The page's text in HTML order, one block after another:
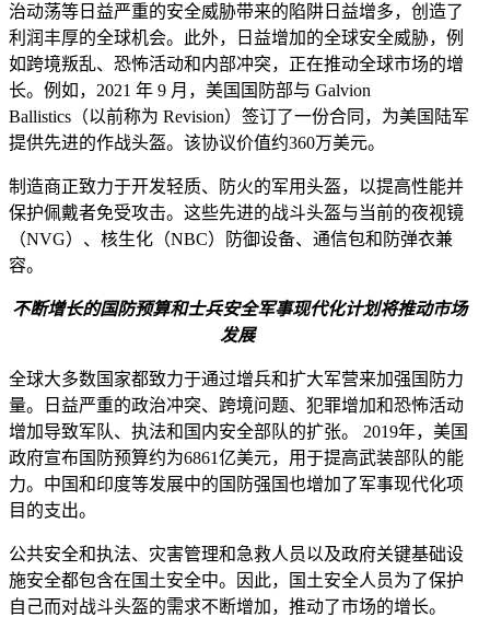
治动荡等日益严重的安全威胁带来的陷阱日益增多，创造了
利润丰厚的全球机会。此外，日益增加的全球安全威胁，例
如跨境叛乱、恐怖活动和内部冲突，正在推动全球市场的增
长。例如，2021 年 9 月，美国国防部与 Galvion
Ballistics（以前称为 Revision）签订了一份合同，为美国陆军
提供先进的作战头盔。该协议价值约360万美元。
制造商正致力于开发轻质、防火的军用头盔，以提高性能并
保护佩戴者免受攻击。这些先进的战斗头盔与当前的夜视镜
（NVG）、核生化（NBC）防御设备、通信包和防弹衣兼
容。
不断增长的国防预算和士兵安全军事现代化计划将推动市场
发展
全球大多数国家都致力于通过增兵和扩大军营来加强国防力
量。日益严重的政治冲突、跨境问题、犯罪增加和恐怖活动
增加导致军队、执法和国内安全部队的扩张。 2019年，美国
政府宣布国防预算约为6861亿美元，用于提高武装部队的能
力。中国和印度等发展中的国防强国也增加了军事现代化项
目的支出。
公共安全和执法、灾害管理和急救人员以及政府关键基础设
施安全都包含在国土安全中。因此，国土安全人员为了保护
自己而对战斗头盔的需求不断增加，推动了市场的增长。